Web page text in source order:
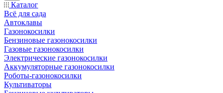
Каталог
Всё для сада
Автоклавы
Газонокосилки
Бензиновые газонокосилки
Газовые газонокосилки
Электрические газонокосилки
Аккумуляторные газонокосилки
Роботы-газонокосилки
Культиваторы